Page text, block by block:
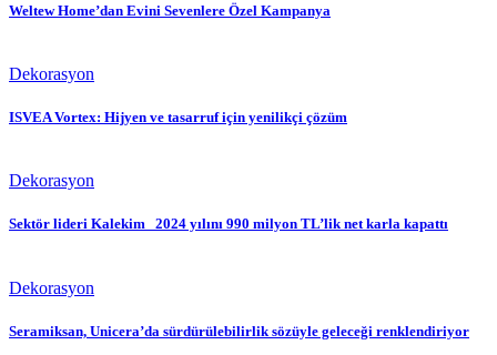
Weltew Home’dan Evini Sevenlere Özel Kampanya
Dekorasyon
ISVEA Vortex: Hijyen ve tasarruf için yenilikçi çözüm
Dekorasyon
Sektör lideri Kalekim 2024 yılını 990 milyon TL’lik net karla kapattı
Dekorasyon
Seramiksan, Unicera’da sürdürülebilirlik sözüyle geleceği renklendiriyor